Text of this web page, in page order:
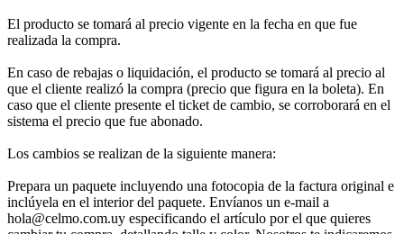
El producto se tomará al precio vigente en la fecha en que fue
realizada la compra.
En caso de rebajas o liquidación, el producto se tomará al precio al
que el cliente realizó la compra (precio que figura en la boleta). En
caso que el cliente presente el ticket de cambio, se corroborará en el
sistema el precio que fue abonado.
Los cambios se realizan de la siguiente manera:
Prepara un paquete incluyendo una fotocopia de la factura original e
inclúyela en el interior del paquete. Envíanos un e-mail a
hola@celmo.com.uy especificando el artículo por el que quieres